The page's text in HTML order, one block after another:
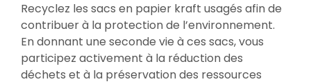
Recyclez les sacs en papier kraft usagés afin de
contribuer à la protection de l’environnement.
En donnant une seconde vie à ces sacs, vous
participez activement à la réduction des
déchets et à la préservation des ressources